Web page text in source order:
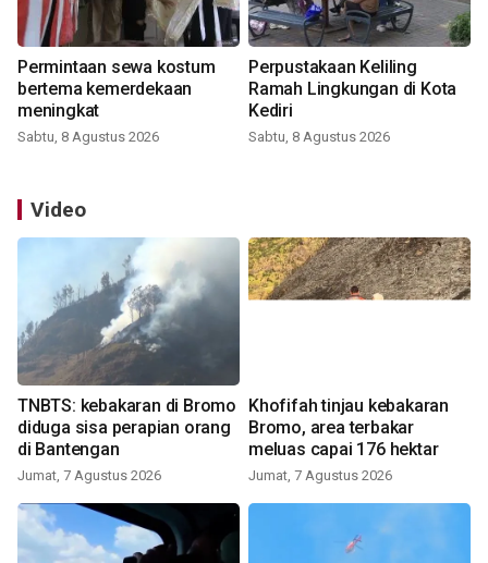
Permintaan sewa kostum
bertema kemerdekaan
meningkat
Sabtu, 8 Agustus 2026
Perpustakaan Keliling
Ramah Lingkungan di Kota
Kediri
Sabtu, 8 Agustus 2026
Video
TNBTS: kebakaran di Bromo
diduga sisa perapian orang
di Bantengan
Jumat, 7 Agustus 2026
Khofifah tinjau kebakaran
Bromo, area terbakar
meluas capai 176 hektar
Jumat, 7 Agustus 2026